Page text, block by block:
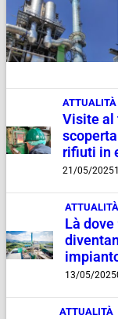
ATTUALITÀ
Visite al
scoperta
rifiuti in
21/05/2025
ATTUALITÀ
Là
13/05/2025
ATTUALITÀ